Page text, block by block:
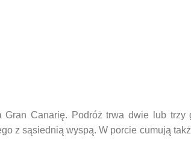
Canarię. Podróż trwa dwie lub trzy
z sąsiednią wyspą. W porcie cumują